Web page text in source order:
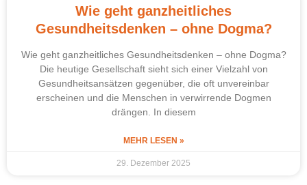
Wie geht ganzheitliches
Gesundheitsdenken – ohne Dogma?
Wie geht ganzheitliches Gesundheitsdenken – ohne Dogma?
Die heutige Gesellschaft sieht sich einer Vielzahl von
Gesundheitsansätzen gegenüber, die oft unvereinbar
erscheinen und die Menschen in verwirrende Dogmen
drängen. In diesem
MEHR LESEN »
29. Dezember 2025